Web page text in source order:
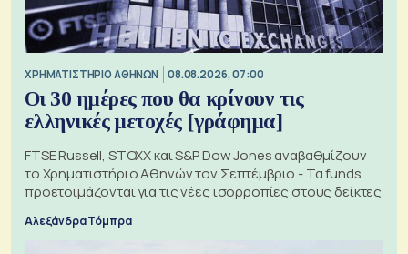
XΡΗΜΑΤΙΣΤΗΡΙΟ ΑΘΗΝΩΝ 08.08.2026, 07:00
Οι 30 ημέρες που θα κρίνουν τις
ελληνικές μετοχές [γράφημα]
FTSE Russell, STOXX και S&P Dow Jones αναβαθμίζουν
το Χρηματιστήριο Αθηνών τον Σεπτέμβριο - Τα funds
προετοιμάζονται για τις νέες ισορροπίες στους δείκτες
Αλεξάνδρα Τόμπρα